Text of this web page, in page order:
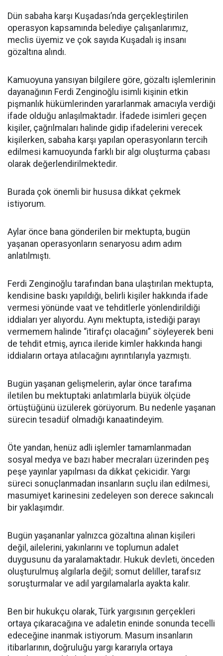
Dün sabaha karşı Kuşadası’nda gerçekleştirilen
operasyon kapsamında belediye çalışanlarımız,
meclis üyemiz ve çok sayıda Kuşadalı iş insanı
gözaltına alındı.
Kamuoyuna yansıyan bilgilere göre, gözaltı işlemlerinin
dayanağının Ferdi Zenginoğlu isimli kişinin etkin
pişmanlık hükümlerinden yararlanmak amacıyla verdiği
ifade olduğu anlaşılmaktadır. İfadede isimleri geçen
kişiler, çağrılmaları halinde gidip ifadelerini verecek
kişilerken, sabaha karşı yapılan operasyonların tercih
edilmesi kamuoyunda farklı bir algı oluşturma çabası
olarak değerlendirilmektedir.
Burada çok önemli bir hususa dikkat çekmek
istiyorum.
Aylar önce bana gönderilen bir mektupta, bugün
yaşanan operasyonların senaryosu adım adım
anlatılmıştı.
Ferdi Zenginoğlu tarafından bana ulaştırılan mektupta,
kendisine baskı yapıldığı, belirli kişiler hakkında ifade
vermesi yönünde vaat ve tehditlerle yönlendirildiği
iddiaları yer alıyordu. Aynı mektupta, istediği parayı
vermemem halinde “itirafçı olacağını” söyleyerek beni
de tehdit etmiş, ayrıca ileride kimler hakkında hangi
iddiaların ortaya atılacağını ayrıntılarıyla yazmıştı.
Bugün yaşanan gelişmelerin, aylar önce tarafıma
iletilen bu mektuptaki anlatımlarla büyük ölçüde
örtüştüğünü üzülerek görüyorum. Bu nedenle yaşanan
sürecin tesadüf olmadığı kanaatindeyim.
Öte yandan, henüz adli işlemler tamamlanmadan
sosyal medya ve bazı haber mecraları üzerinden peş
peşe yayınlar yapılması da dikkat çekicidir. Yargı
süreci sonuçlanmadan insanların suçlu ilan edilmesi,
masumiyet karinesini zedeleyen son derece sakıncalı
bir yaklaşımdır.
Bugün yaşananlar yalnızca gözaltına alınan kişileri
değil, ailelerini, yakınlarını ve toplumun adalet
duygusunu da yaralamaktadır. Hukuk devleti, önceden
oluşturulmuş algılarla değil; somut deliller, tarafsız
soruşturmalar ve adil yargılamalarla ayakta kalır.
Ben bir hukukçu olarak, Türk yargısının gerçekleri
ortaya çıkaracağına ve adaletin eninde sonunda tecelli
edeceğine inanmak istiyorum. Masum insanların
itibarlarının, doğruluğu yargı kararıyla ortaya